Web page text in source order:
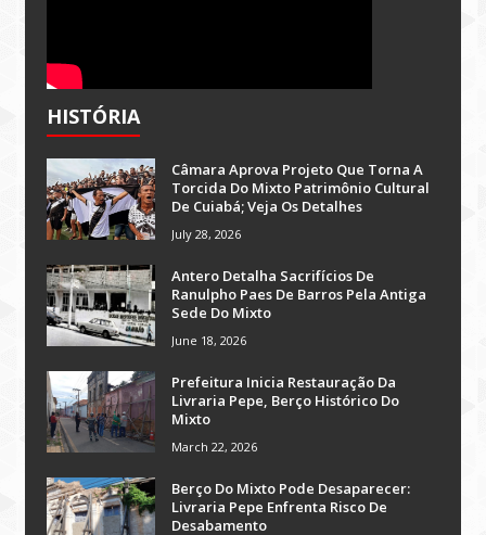
HISTÓRIA
Câmara Aprova Projeto Que Torna A
Torcida Do Mixto Patrimônio Cultural
De Cuiabá; Veja Os Detalhes
July 28, 2026
Antero Detalha Sacrifícios De
Ranulpho Paes De Barros Pela Antiga
Sede Do Mixto
June 18, 2026
Prefeitura Inicia Restauração Da
Livraria Pepe, Berço Histórico Do
Mixto
March 22, 2026
Berço Do Mixto Pode Desaparecer:
Livraria Pepe Enfrenta Risco De
Desabamento